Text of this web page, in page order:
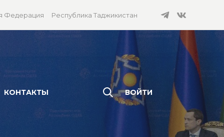
Федерация Республика Таджикистан
КОНТАКТЫ ВОЙТИ